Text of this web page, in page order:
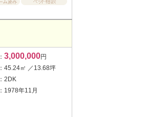
： 3,000,000円
：45.24㎡ ／13.68坪
：2DK
：1978年11月